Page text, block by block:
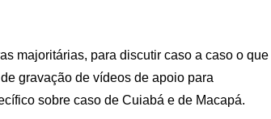
majoritárias, para discutir caso a caso o que
gravação de vídeos de apoio para
sobre caso de Cuiabá e de Macapá.